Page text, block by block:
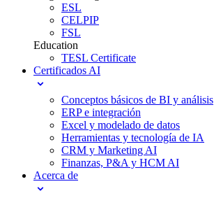
ESL
CELPIP
FSL
Education
TESL Certificate
Certificados AI
Conceptos básicos de BI y análisis
ERP e integración
Excel y modelado de datos
Herramientas y tecnología de IA
CRM y Marketing AI
Finanzas, P&A y HCM AI
Acerca de